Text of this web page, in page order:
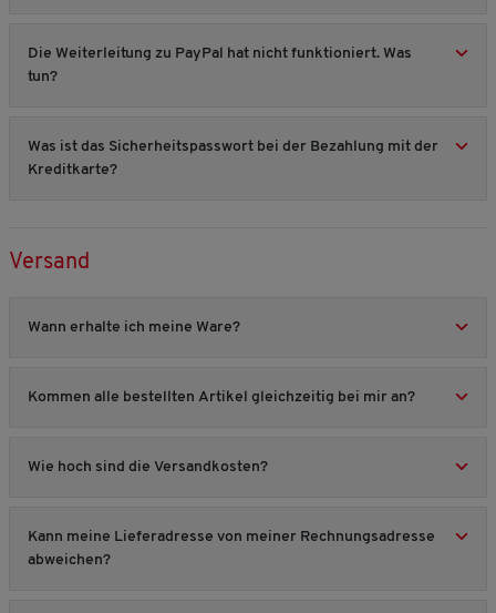
Die Weiterleitung zu PayPal hat nicht funktioniert. Was
tun?
Was ist das Sicherheitspasswort bei der Bezahlung mit der
Kreditkarte?
Versand
Wann erhalte ich meine Ware?
Kommen alle bestellten Artikel gleichzeitig bei mir an?
Wie hoch sind die Versandkosten?
Kann meine Lieferadresse von meiner Rechnungsadresse
abweichen?